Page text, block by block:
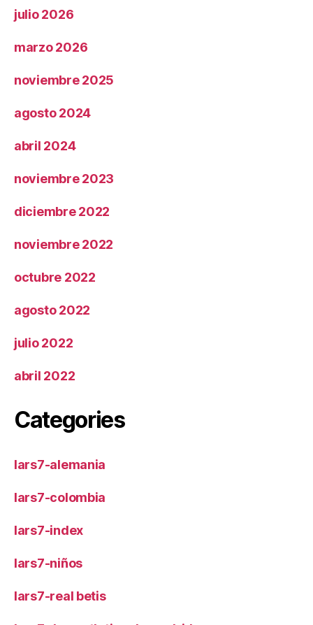
julio 2026
marzo 2026
noviembre 2025
agosto 2024
abril 2024
noviembre 2023
diciembre 2022
noviembre 2022
octubre 2022
agosto 2022
julio 2022
abril 2022
Categories
lars7-alemania
lars7-colombia
lars7-index
lars7-niños
lars7-real betis